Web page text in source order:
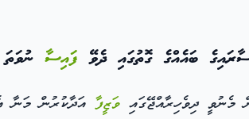
ބައެއްގެ ގޮތުގައި ދެވޭ ފައިސާ ނުވަތަ
މެނުވީ ދިވެހިރާއްޖޭގައި ވަޒީފާ އަދާކުރުން މަނާ